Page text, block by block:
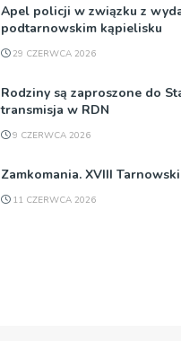
Apel policji w związku z
podtarnowskim kąpielisku
29 CZERWCA 2026
Rodziny są zaproszone do
transmisja w RDN
9 CZERWCA 2026
Zamkomania. XVIII
11 CZERWCA 2026